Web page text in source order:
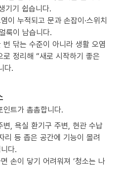
기기 쉽습니다.
이 누적되고 문과 손잡이·스위치
룩이 남습니다.
닦는 수준이 아니라 생활 오염
정리해 “새로 시작하기 좋은
다.
트가 촘촘합니다.
, 욕실 환기구 주변, 현관 수납
리 등 좁은 공간에 기능이 몰려
다.
손이 닿기 어려워져 ‘청소는 나